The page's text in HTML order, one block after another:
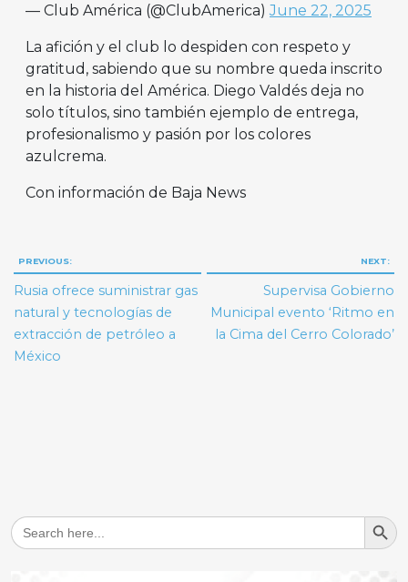
— Club América (@ClubAmerica)June 22, 2025
La afición y el club lo despiden con respeto y
gratitud, sabiendo que su nombre queda inscrito
en la historia del América. Diego Valdés deja no
solo títulos, sino también ejemplo de entrega,
profesionalismo y pasión por los colores
azulcrema.
Con información de Baja News
Navegación
de
entradas
PREVIOUS:
Rusia ofrece suministrar gas
natural y tecnologías de
extracción de petróleo a
México
NEXT:
Supervisa Gobierno
Municipal evento ‘Ritmo en
la Cima del Cerro Colorado’
Search
for:
Search